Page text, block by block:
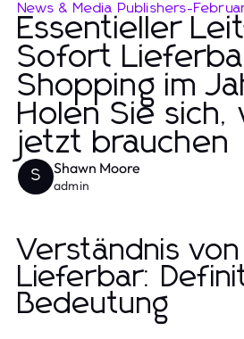
News & Media Publishers-
Essentieller
Sofort
Shopping im
Holen Sie sich,
jetzt brauchen
S Shawn Moore
admin
Verständnis
Lieferbar:
Bedeutung